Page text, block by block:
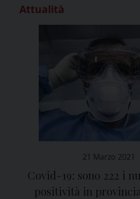
Attualità
21 Marzo 2021
Covid-19: sono 222 i
positività in